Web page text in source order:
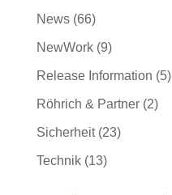
News(66)
NewWork(9)
Release Information (5)
Röhrich & Partner(2)
Sicherheit(23)
Technik(13)